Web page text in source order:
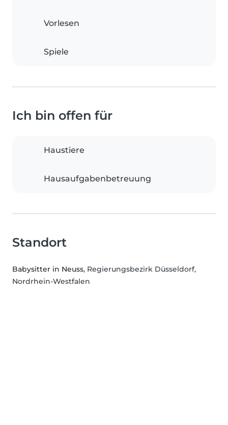
Vorlesen
Spiele
Ich bin offen für
Haustiere
Hausaufgabenbetreuung
Standort
Babysitter in Neuss, Regierungsbezirk Düsseldorf,
Nordrhein-Westfalen